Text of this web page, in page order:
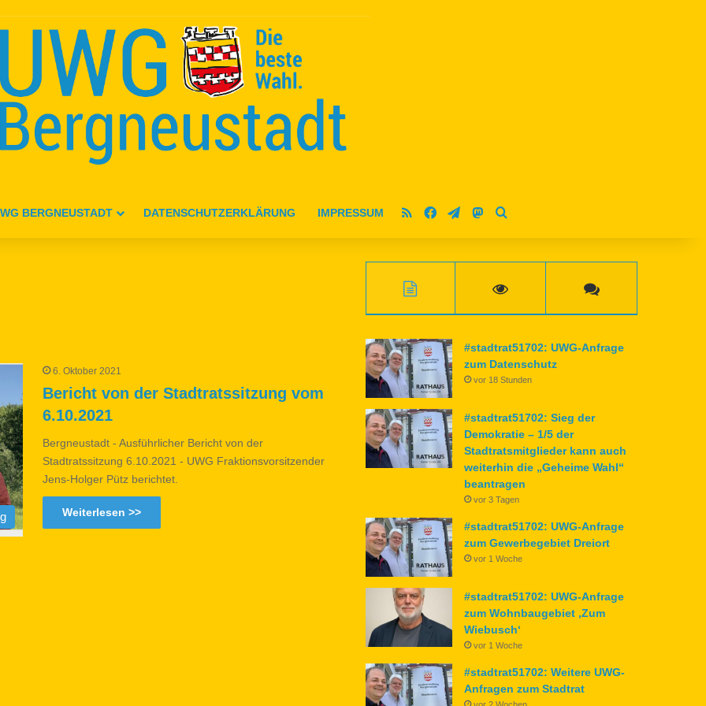
BERGNEUSTADT DATENSCHUTZERKLÄRUNG IMPRESSUM RSS FacebookTelegramMastodon
6. Oktober 2021
Bericht von der Stadtratssitzung vom
6.10.2021
Bergneustadt - Ausführlicher Bericht von der
Stadtratssitzung 6.10.2021 - UWG Fraktionsvorsitzender
Jens-Holger Pütz berichtet.
Weiterlesen >>
#stadtrat51702: UWG-Anfrage
zum Datenschutz
vor 18 Stunden
#stadtrat51702: Sieg der
Demokratie – 1/5 der
Stadtratsmitglieder kann auch
weiterhin die „Geheime Wahl“
beantragen
vor 3 Tagen
#stadtrat51702: UWG-Anfrage
zum Gewerbegebiet Dreiort
vor 1 Woche
#stadtrat51702: UWG-Anfrage
zum Wohnbaugebiet ‚Zum
Wiebusch‘
vor 1 Woche
#stadtrat51702: Weitere UWG-
Anfragen zum Stadtrat